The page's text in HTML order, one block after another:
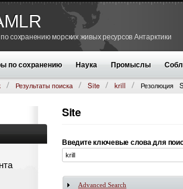
сохранению морских живых ресурсов Антарктики
по сохранению Наука Промыслы
Результаты поиска Site krill Резолюция
Site
Введите ключевые слова для
Показать
Advanced Search